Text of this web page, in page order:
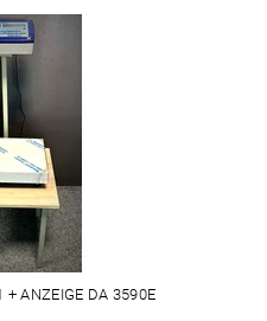
+ ANZEIGE DA 3590E